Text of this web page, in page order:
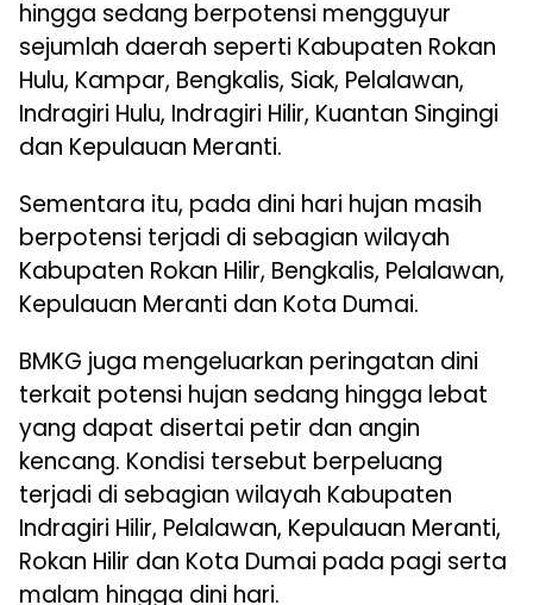
hingga sedang berpotensi mengguyur
sejumlah daerah seperti Kabupaten Rokan
Hulu, Kampar, Bengkalis, Siak, Pelalawan,
Indragiri Hulu, Indragiri Hilir, Kuantan Singingi
dan Kepulauan Meranti.
Sementara itu, pada dini hari hujan masih
berpotensi terjadi di sebagian wilayah
Kabupaten Rokan Hilir, Bengkalis, Pelalawan,
Kepulauan Meranti dan Kota Dumai.
BMKG juga mengeluarkan peringatan dini
terkait potensi hujan sedang hingga lebat
yang dapat disertai petir dan angin
kencang. Kondisi tersebut berpeluang
terjadi di sebagian wilayah Kabupaten
Indragiri Hilir, Pelalawan, Kepulauan Meranti,
Rokan Hilir dan Kota Dumai pada pagi serta
malam hingga dini hari.